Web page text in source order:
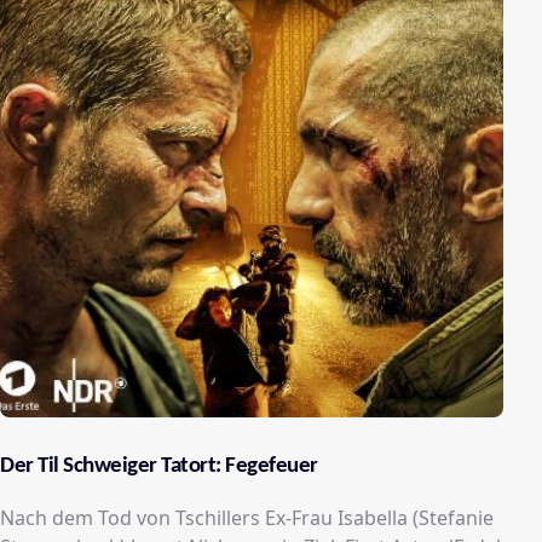
Der Til Schweiger Tatort: Fegefeuer
Nach dem Tod von Tschillers Ex-Frau Isabella (Stefanie